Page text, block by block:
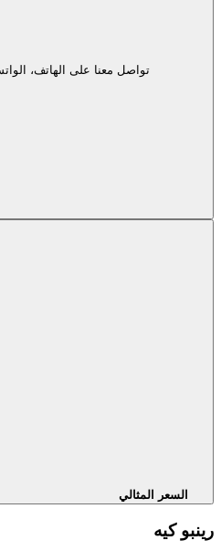
تواصل معنا على الهاتف،
السعر المثالي
رينبو كيه